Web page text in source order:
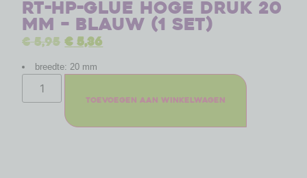
RT-HP-Glue hoge druk 20
mm – blauw (1 set)
€5,95 €5,36
breedte: 20 mm
Toevoegen aan winkelwagen